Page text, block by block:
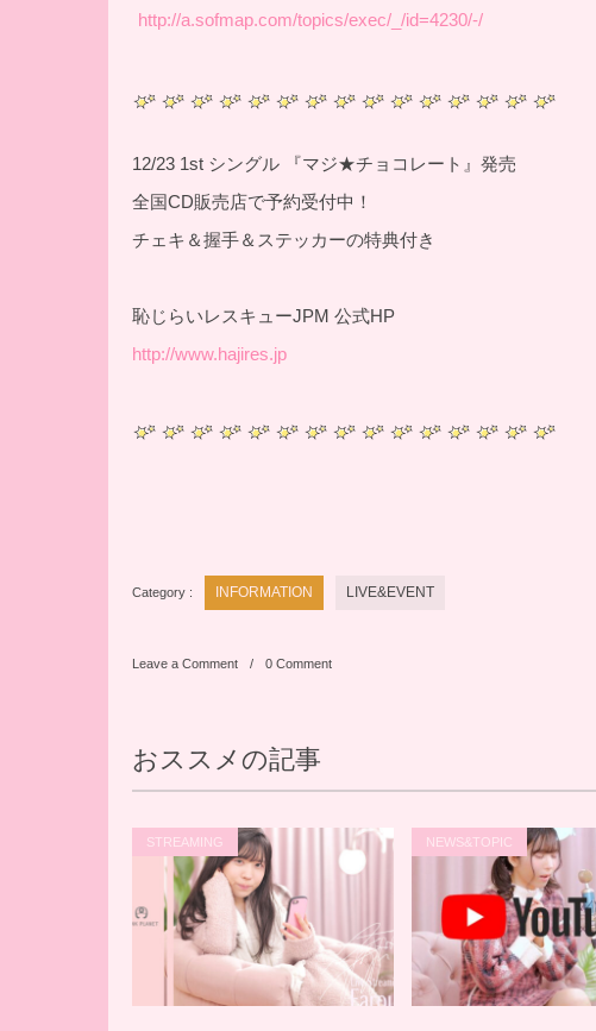
http://a.sofmap.com/topics/exec/_/id=4230/-/
12/23 1st シングル 『マジ★チョコレート』発売
全国CD販売店で予約受付中！
チェキ＆握手＆ステッカーの特典付き
恥じらいレスキューJPM 公式HP
http://www.hajires.jp
Category : INFORMATION LIVE&EVENT
Leave a Comment 0 Comment
おススメの記事
STREAMING NEWS&TOPIC